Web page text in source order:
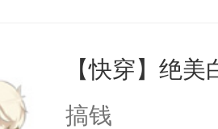
来，给老公
用力——为你
【快穿】绝
搞钱